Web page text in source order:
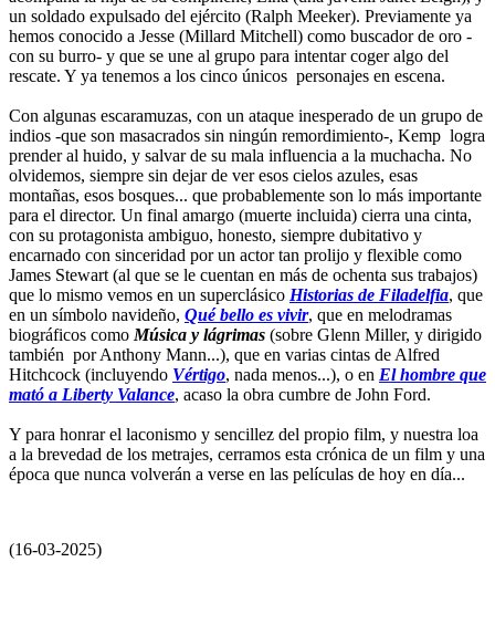
un soldado expulsado del ejército (Ralph Meeker). Previamente ya
hemos conocido a Jesse (Millard Mitchell) como buscador de oro -
con su burro- y que se une al grupo para intentar coger algo del
rescate. Y ya tenemos a los cinco únicos personajes en escena.
Con algunas escaramuzas, con un ataque inesperado de un grupo de
indios -que son masacrados sin ningún remordimiento-, Kemp logra
prender al huido, y salvar de su mala influencia a la muchacha. No
olvidemos, siempre sin dejar de ver esos cielos azules, esas
montañas, esos bosques... que probablemente son lo más importante
para el director. Un final amargo (muerte incluida) cierra una cinta,
con su protagonista ambiguo, honesto, siempre dubitativo y
encarnado con sinceridad por un actor tan prolijo y flexible como
James Stewart (al que se le cuentan en más de ochenta sus trabajos)
que lo mismo vemos en un superclásico Historias de Filadelfia, que
en un símbolo navideño, Qué bello es vivir, que en melodramas
biográficos como Música y lágrimas (sobre Glenn Miller, y dirigido
también por Anthony Mann...), que en varias cintas de Alfred
Hitchcock (incluyendo Vértigo, nada menos...), o en El hombre que
mató a Liberty Valance, acaso la obra cumbre de John Ford.
Y para honrar el laconismo y sencillez del propio film, y nuestra loa
a la brevedad de los metrajes, cerramos esta crónica de un film y una
época que nunca volverán a verse en las películas de hoy en día...
(16-03-2025)